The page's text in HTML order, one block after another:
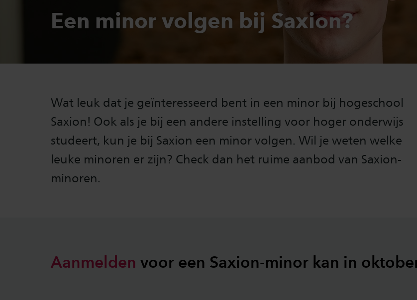
Een minor volgen bij Saxion?
Wat leuk dat je geïnteresseerd bent in een minor bij hogeschool
Saxion! Ook als je bij een andere instelling voor hoger onderwijs
studeert, kun je bij Saxion een minor volgen. Wil je weten welke
leuke minoren er zijn? Check dan het ruime aanbod van Saxion-
minoren.
Aanmelden voor een Saxion-minor kan in